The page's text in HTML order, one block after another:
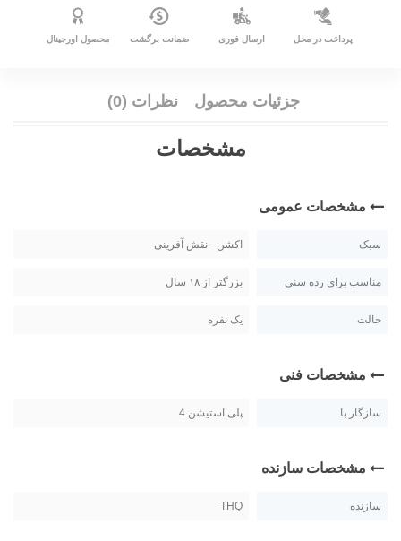
پرداخت در محل ارسال فوری ضمانت برگشت محصول اورجینال
جزئیات محصول نظرات (0)
مشخصات
مشخصات عمومی
سبک اکشن - نقش آفرینی
مناسب برای رده سنی بزرگتر از ۱۸ سال
حالت یک نفره
مشخصات فنی
سازگار با پلی استیشن 4
مشخصات سازنده
سازنده THQ